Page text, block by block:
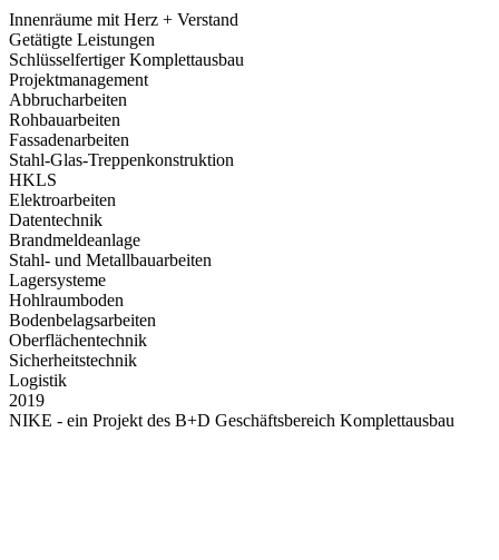
Innenräume mit Herz + Verstand
Getätigte Leistungen
Schlüsselfertiger Komplettausbau
Projektmanagement
Abbrucharbeiten
Rohbauarbeiten
Fassadenarbeiten
Stahl-Glas-Treppenkonstruktion
HKLS
Elektroarbeiten
Datentechnik
Brandmeldeanlage
Stahl- und Metallbauarbeiten
Lagersysteme
Hohlraumboden
Bodenbelagsarbeiten
Oberflächentechnik
Sicherheitstechnik
Logistik
2019
NIKE - ein Projekt des B+D Geschäftsbereich Komplettausbau